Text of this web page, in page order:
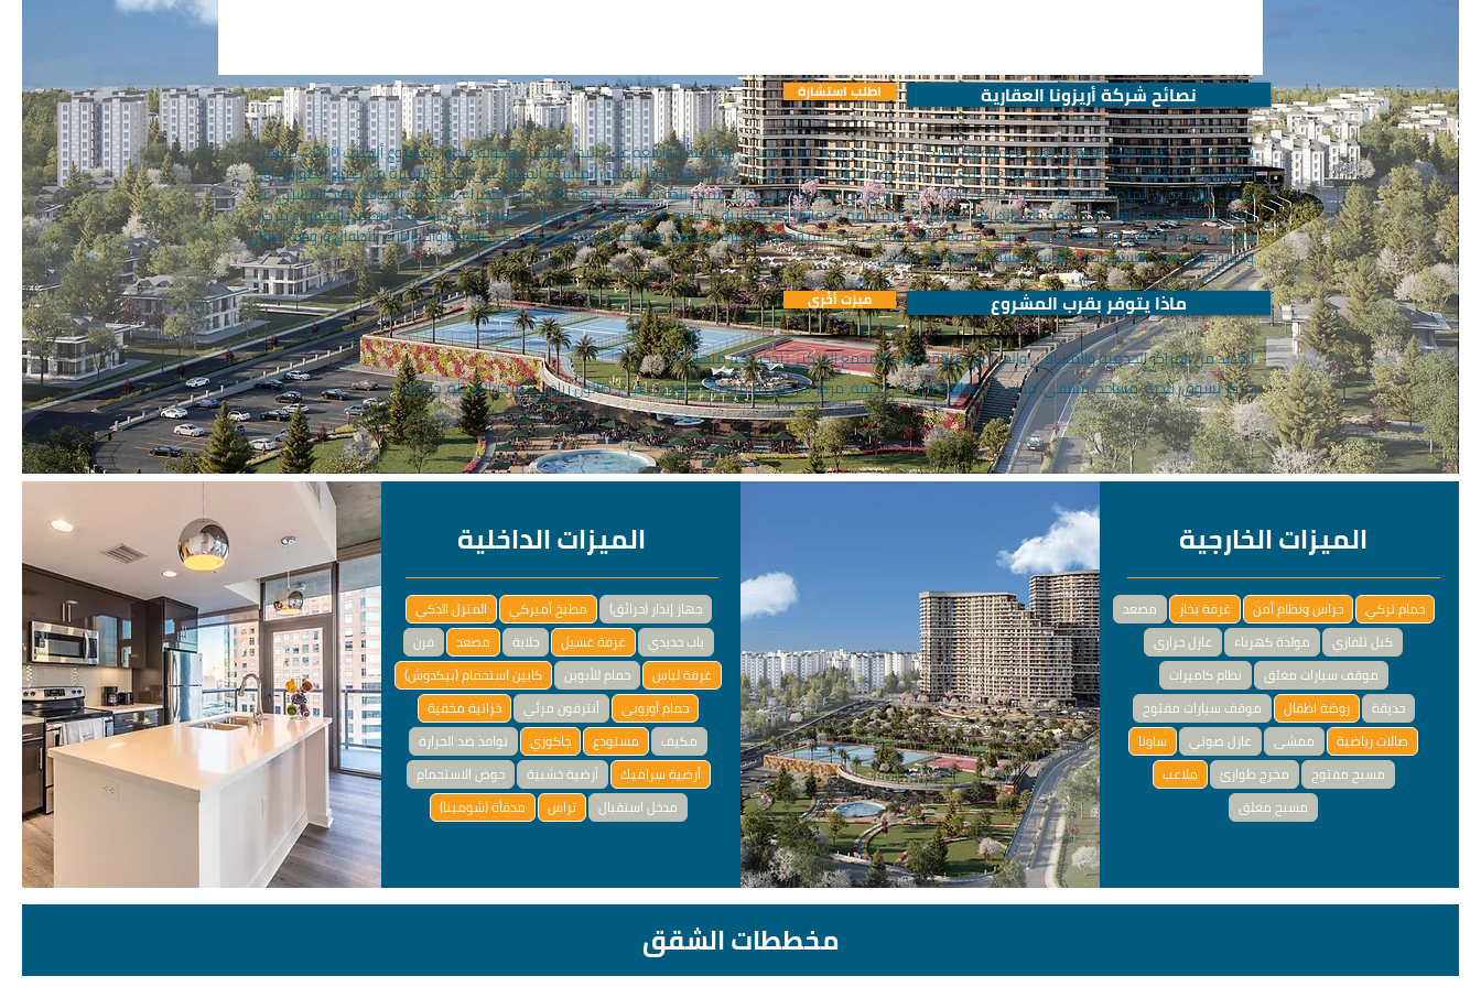
اطلب استشارة نصائح شركة أريزونا العقارية
يجذب مشروع ديمير لايف اهتمام العملاء بموقعه المركزي في بلدة بويوك تشيكميجي وإطلالته الواسعة على البحر والبحيرة وكونه مجاور لمشروع ألكينت 2000. يتضمن
المشروع 821 شقة و52 متجراً. من المتوقع أن يتم إنجاز المشروع المؤلف من بناءين خلال 36 شهراً. كما يتضمن المشروع المطل على البحر والبحيرة من جميع الطوابق أول
ملعب غولف في المنطقة. هذا وقد تم تخصيص 47000 متر مربع من المشروع المجهز بتصميم بلدة تصييف 5 نجوم للمساحات الخضراء. من حيث الموقع يبعد المشروع عن
مطار إسطنبول بمسافة 20 دقيقة وعن الطريق السريع E-5 بمسافة 5 دقائق وعن الطريق السريع E-6 بمسافة دقيقة واحدة فقط. إلى جانب ذلك يتضمن المشروع مركز
تسوق مفتوح وكافيه ومطعم وملعب غولف وملعب تنس وملعب كرة سلة ومسابح كبيرة وصغيرة مفتوحة ومغلقة وحمام تركي وساونا وأكوا بارك للأطفال وروضة أطفال
واستوديو متعدد الاستخدامات وتراس للتشمس ومضمار للمشي.
ميزت أخُرى ماذا يتوفر بقرب المشروع
العديد من المراكز الخدمية والمشافي والمدارس متوفرة قرب المجمع السكني نذكر لكم منها :
مركز تسوق, بلدية, مساجد, مشفى, مدارس, اطفائية, ماركت, حديقة, مركز شرطة, مستوصف, سوق شعبي, صالون رياضي, مركز المدينة, جامعة
الميزات الداخلية
المنزل الذكي مطبخ أميركي
جهاز إنذار (حرائق)
فرن
مصعد جلاية غرفة غسيل
باب حديدي
كابين استحمام (بيكدوش)
حمام للأبوين
غرفة لباس
خزانية مخفية
أنترفون مرئي
حمام أوروبي
نوافذ ضد الحرارة
جاكوزي مستودع
مكيف
حوض الاستحمام
أرضية خشبية
أرضية سراميك
مدفأة (شومينا)
تراس مدخل استقبال
الميزات الخارجية
مصعد غرفة بخار حراس ونظام أمن
حمام تركي
عازل حراري
مولدة كهرباء
كبل تلفازي
نظام كاميرات
موقف سيارات مغلق
موقف سيارات مفتوح
روضة اطفال
حديقة
ساونا
عازل صوتي ممشى
صالات رياضية
ملاعب
مخرج طوارئ
مسبح مفتوح
مسبح مغلق
مخططات الشقق